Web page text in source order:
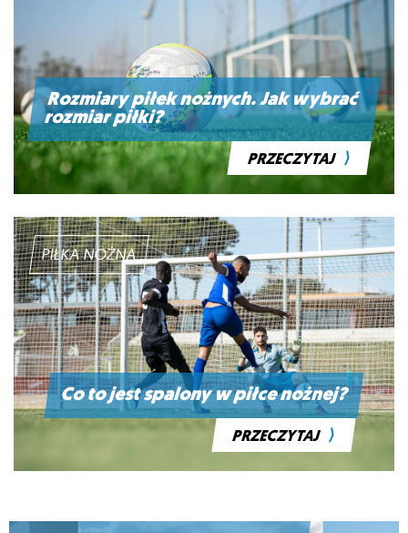
Rozmiary piłek nożnych. Jak wybrać
rozmiar piłki?
PRZECZYTAJ ⟩
PIŁKA NOŻNA
Co to jest spalony w piłce nożnej?
PRZECZYTAJ ⟩